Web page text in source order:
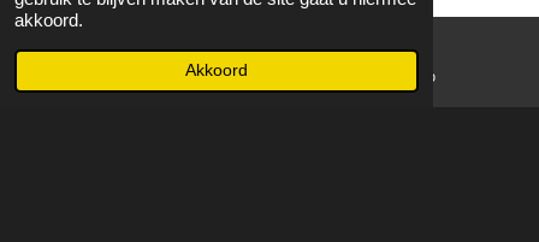
akkoord.
Akkoord WhatsApp